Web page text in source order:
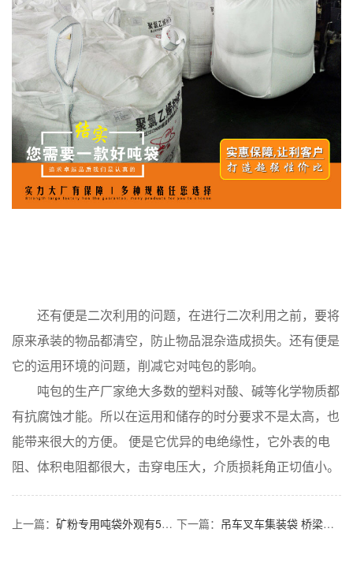
还有便是二次利用的问题，在进行二次利用之前，要将
原来承装的物品都清空，防止物品混杂造成损失。还有便是
它的运用环境的问题，削减它对吨包的影响。
吨包的生产厂家绝大多数的塑料对酸、碱等化学物质都
有抗腐蚀才能。所以在运用和储存的时分要求不是太高，也
能带来很大的方便。 便是它优异的电绝缘性，它外表的电
阻、体积电阻都很大，击穿电压大，介质损耗角正切值小。
上一篇： 矿粉专用吨袋外观有5个要求 下一篇： 吊车叉车集装袋 桥梁预压袋防洪沙包